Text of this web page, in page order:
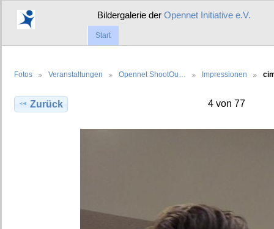
Bildergalerie derOpennet Initiative e.V.
Start
Fotos Veranstaltungen Opennet ShootOu… Impressionen
Zurück 4 von 77